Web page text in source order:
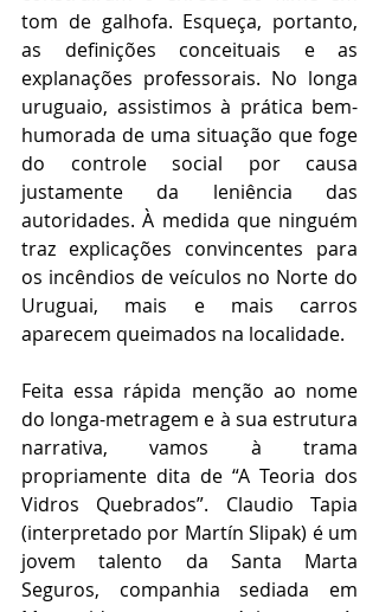
tom de galhofa. Esqueça, portanto,
as definições conceituais e as
explanações professorais. No longa
uruguaio, assistimos à prática bem-
humorada de uma situação que foge
do controle social por causa
justamente da leniência das
autoridades. À medida que ninguém
traz explicações convincentes para
os incêndios de veículos no Norte do
Uruguai, mais e mais carros
aparecem queimados na localidade.
Feita essa rápida menção ao nome
do longa-metragem e à sua estrutura
narrativa, vamos à trama
propriamente dita de “A Teoria dos
Vidros Quebrados”. Claudio Tapia
(interpretado por Martín Slipak) é um
jovem talento da Santa Marta
Seguros, companhia sediada em